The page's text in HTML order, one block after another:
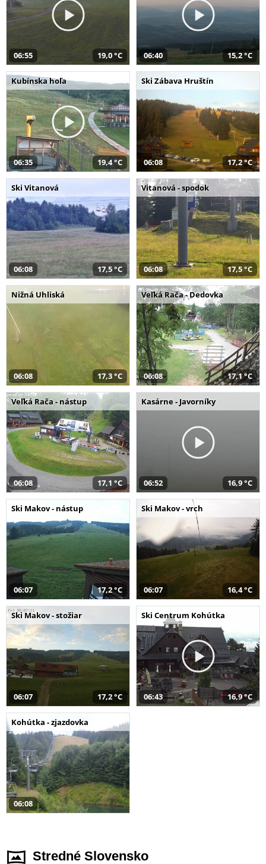
06:55 19,0 °C 06:40 15,2 °C
Kubínska hoľa
06:35 19,4 °C
Ski Zábava Hruštín
06:08 17,2 °C
Ski Vitanová
06:08 17,5 °C
Vitanová - spodok
06:08 17,5 °C
Nižná Uhliská
06:08 17,3 °C
Veľká Rača - Dedovka
06:08 17,1 °C
Veľká Rača - nástup
06:08 17,1 °C
Kasárne - Javorníky
06:52 16,9 °C
Ski Makov - nástup
06:07 17,2 °C
Ski Makov - vrch
06:07 16,4 °C
Ski Makov - stožiar
06:07 17,2 °C
Ski Centrum Kohútka
06:43 16,9 °C
Kohútka - zjazdovka
06:08
Stredné Slovensko